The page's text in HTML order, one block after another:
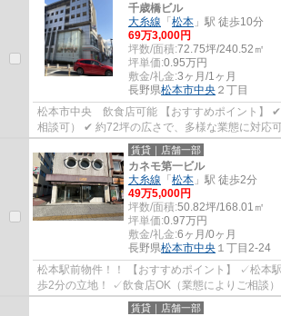
千歳橋ビル
大糸線 「松本 」駅 徒歩10分
69万3,000円
坪数/面積:72.75坪/240.52㎡
坪単価:0.95万円
敷金/礼金:3ヶ月/1ヶ月
長野県松本市中央 ２丁目
松本市中央 飲食店可能 【おすすめポイント】 ✔ 飲食・軽飲食OK（業種
相談可） ✔ 約72坪の広さで、多様な業態に対応
使い分けなど、自由度の高いレイアウトが...
賃貸｜店舗一部
カネモ第一ビル
大糸線 「松本 」駅 徒歩2分
49万5,000円
坪数/面積:50.82坪/168.01㎡
坪単価:0.97万円
敷金/礼金:6ヶ月/0ヶ月
長野県松本市中央 １丁目2-24
松本駅前物件！！ 【おすすめポイント】 ✓松本駅からの視認性良好！徒
歩2分の立地！ ✓飲食店OK（業態によりご相談
賃貸｜店舗一部